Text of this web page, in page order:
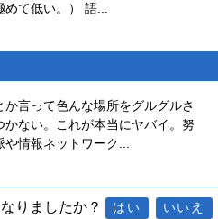
めて低い。） 語...
言って色んな場所をグルグルさ
ない。これが本当にヤバイ。努
情報ネットワーク...
りましたか？